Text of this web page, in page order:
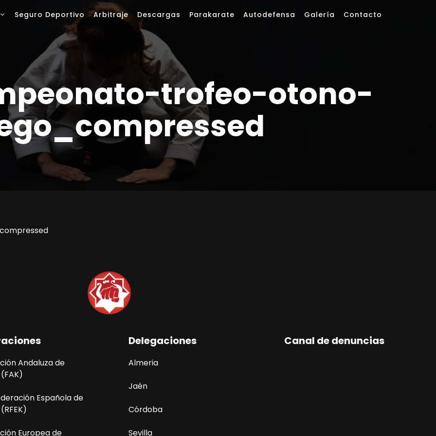
Seguro Deportivo Arbitraje Descargas Parakarate Autodefensa Galería Contacto
trofeo-otono-
Andaluza de
Española de
Europea de
Delegaciones
Almeria
Jaén
Córdoba
Sevilla
Canal de denuncias